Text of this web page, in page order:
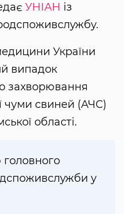
УНІАН із
України
випадок
захворювання
чуми свиней (АЧС)
області.
головного
у